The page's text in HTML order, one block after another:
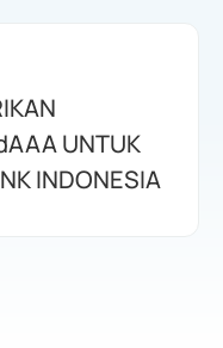
UNTUK
INDONESIA